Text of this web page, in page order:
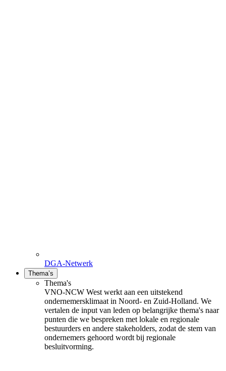
DGA-Netwerk
Thema’s
Thema's
VNO-NCW West werkt aan een uitstekend
ondernemersklimaat in Noord- en Zuid-Holland. We
vertalen de input van leden op belangrijke thema's naar
punten die we bespreken met lokale en regionale
bestuurders en andere stakeholders, zodat de stem van
ondernemers gehoord wordt bij regionale
besluitvorming.